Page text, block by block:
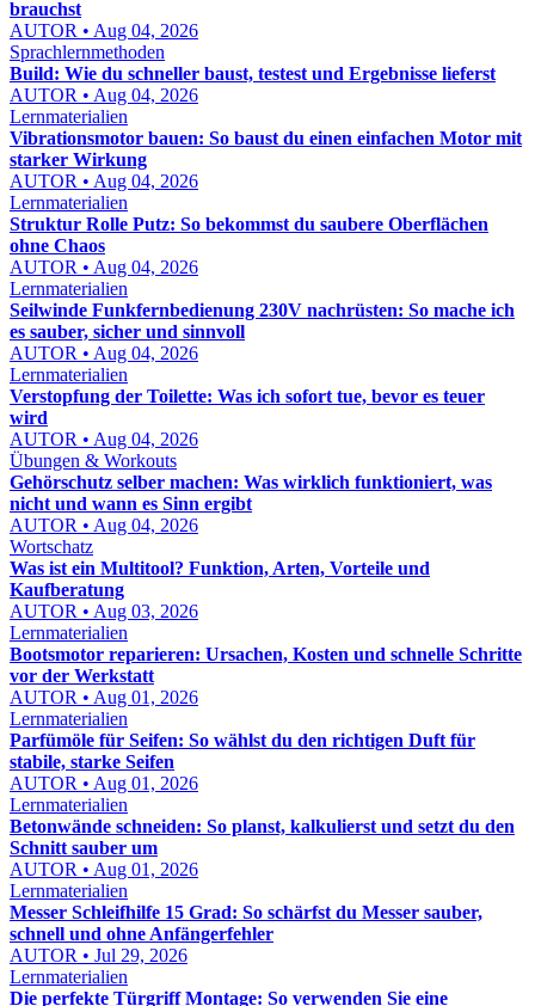
brauchst
AUTOR • Aug 04, 2026
Sprachlernmethoden
Build: Wie du schneller baust, testest und Ergebnisse lieferst
AUTOR • Aug 04, 2026
Lernmaterialien
Vibrationsmotor bauen: So baust du einen einfachen Motor mit
starker Wirkung
AUTOR • Aug 04, 2026
Lernmaterialien
Struktur Rolle Putz: So bekommst du saubere Oberflächen
ohne Chaos
AUTOR • Aug 04, 2026
Lernmaterialien
Seilwinde Funkfernbedienung 230V nachrüsten: So mache ich
es sauber, sicher und sinnvoll
AUTOR • Aug 04, 2026
Lernmaterialien
Verstopfung der Toilette: Was ich sofort tue, bevor es teuer
wird
AUTOR • Aug 04, 2026
Übungen & Workouts
Gehörschutz selber machen: Was wirklich funktioniert, was
nicht und wann es Sinn ergibt
AUTOR • Aug 04, 2026
Wortschatz
Was ist ein Multitool? Funktion, Arten, Vorteile und
Kaufberatung
AUTOR • Aug 03, 2026
Lernmaterialien
Bootsmotor reparieren: Ursachen, Kosten und schnelle Schritte
vor der Werkstatt
AUTOR • Aug 01, 2026
Lernmaterialien
Parfümöle für Seifen: So wählst du den richtigen Duft für
stabile, starke Seifen
AUTOR • Aug 01, 2026
Lernmaterialien
Betonwände schneiden: So planst, kalkulierst und setzt du den
Schnitt sauber um
AUTOR • Aug 01, 2026
Lernmaterialien
Messer Schleifhilfe 15 Grad: So schärfst du Messer sauber,
schnell und ohne Anfängerfehler
AUTOR • Jul 29, 2026
Lernmaterialien
Die perfekte Türgriff Montage: So verwenden Sie eine